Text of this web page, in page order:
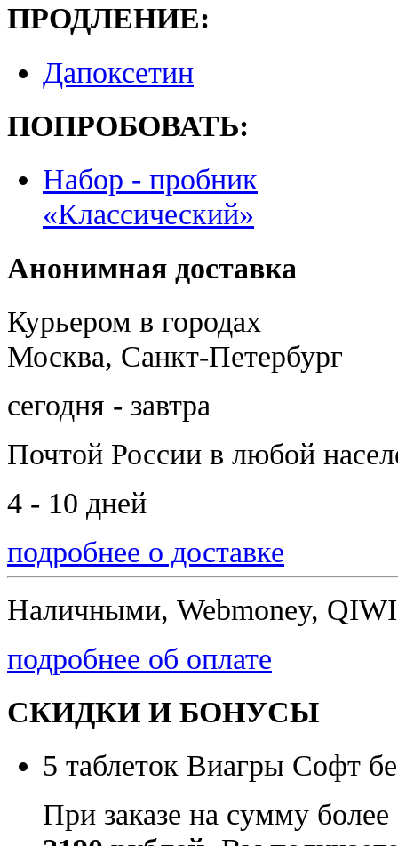
ПРОДЛЕНИЕ:
Дапоксетин
ПОПРОБОВАТЬ:
Набор - пробник
«Классический»
Анонимная доставка
Курьером в городах
Москва, Санкт-Петербург
сегодня - завтра
Почтой России в любой
4 - 10 дней
подробнее о доставке
Наличными, Webmoney,
подробнее об оплате
СКИДКИ И БОНУСЫ
5 таблеток Виагры Софт
При заказе на сумму более